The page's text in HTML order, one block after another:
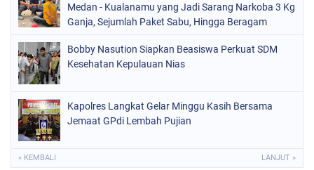
Medan - Kualanamu yang Jadi Sarang Narkoba 3 Kg
Ganja, Sejumlah Paket Sabu, Hingga Beragam
Bobby Nasution Siapkan Beasiswa Perkuat SDM
Kesehatan Kepulauan Nias
Kapolres Langkat Gelar Minggu Kasih Bersama
Jemaat GPdi Lembah Pujian
« KEMBALI LANJUT »